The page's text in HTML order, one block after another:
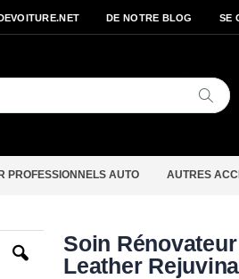
DE NOTRE BLOG SE
PROFESSIONNELS AUTO AUTRES
PasserSoin
Leather